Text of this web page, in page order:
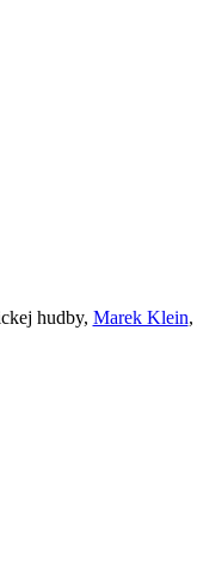
hudby, Marek Klein,